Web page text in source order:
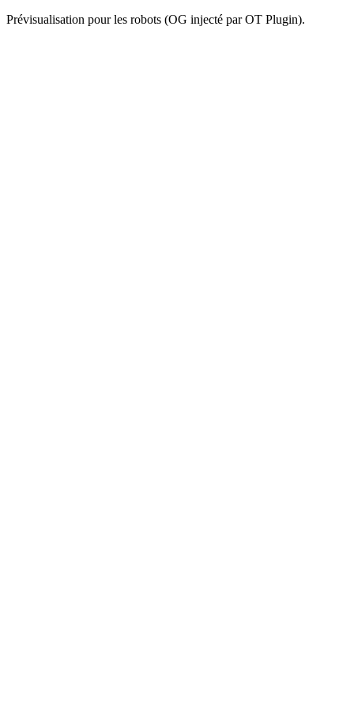
Prévisualisation pour les robots (OG injecté par OT Plugin).